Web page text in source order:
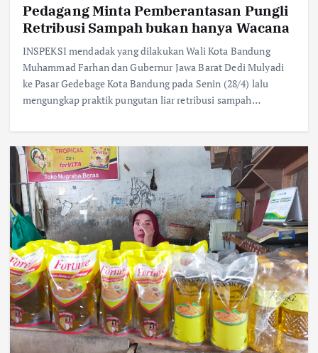
Pedagang Minta Pemberantasan Pungli
Retribusi Sampah bukan hanya Wacana
INSPEKSI mendadak yang dilakukan Wali Kota Bandung
Muhammad Farhan dan Gubernur Jawa Barat Dedi Mulyadi
ke Pasar Gedebage Kota Bandung pada Senin (28/4) lalu
mengungkap praktik pungutan liar retribusi sampah…